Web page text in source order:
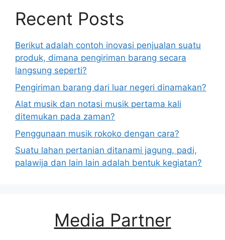
Recent Posts
Berikut adalah contoh inovasi penjualan suatu
produk, dimana pengiriman barang secara
langsung seperti?
Pengiriman barang dari luar negeri dinamakan?
Alat musik dan notasi musik pertama kali
ditemukan pada zaman?
Penggunaan musik rokoko dengan cara?
Suatu lahan pertanian ditanami jagung, padi,
palawija dan lain lain adalah bentuk kegiatan?
Media Partner